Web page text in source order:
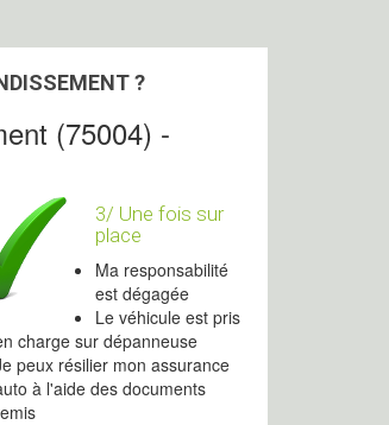
?
(75004) -
3/ Une fois sur
place
Ma responsabilité
est dégagée
Le véhicule est pris
charge sur dépanneuse
peux résilier mon assurance
à l'aide des documents